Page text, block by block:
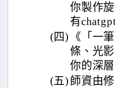
你製作
有
(四)
《「一
條、光
你的深
(五) 師資由